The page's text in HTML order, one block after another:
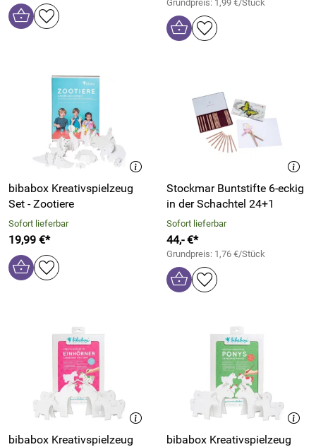
Grundpreis: 1,99 €/Stück
bibabox Kreativspielzeug
Set - Zootiere
Sofort lieferbar
19,99 €*
Stockmar Buntstifte 6-eckig
in der Schachtel 24+1
Sofort lieferbar
44,- €*
Grundpreis: 1,76 €/Stück
bibabox Kreativspielzeug
bibabox Kreativspielzeug